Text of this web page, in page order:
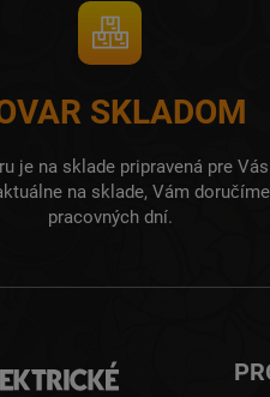
SKLADOM
je na sklade pripravená pre
na sklade, Vám
pracovných dní.